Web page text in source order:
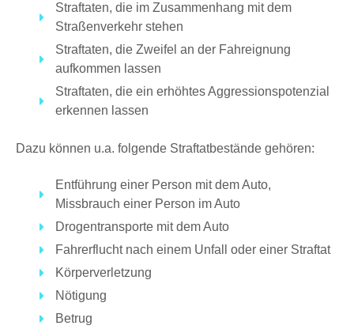
Straftaten, die im Zusammenhang mit dem
Straßenverkehr stehen
Straftaten, die Zweifel an der Fahreignung
aufkommen lassen
Straftaten, die ein erhöhtes Aggressionspotenzial
erkennen lassen
Dazu können u.a. folgende Straftatbestände gehören:
Entführung einer Person mit dem Auto,
Missbrauch einer Person im Auto
Drogentransporte mit dem Auto
Fahrerflucht nach einem Unfall oder einer Straftat
Körperverletzung
Nötigung
Betrug